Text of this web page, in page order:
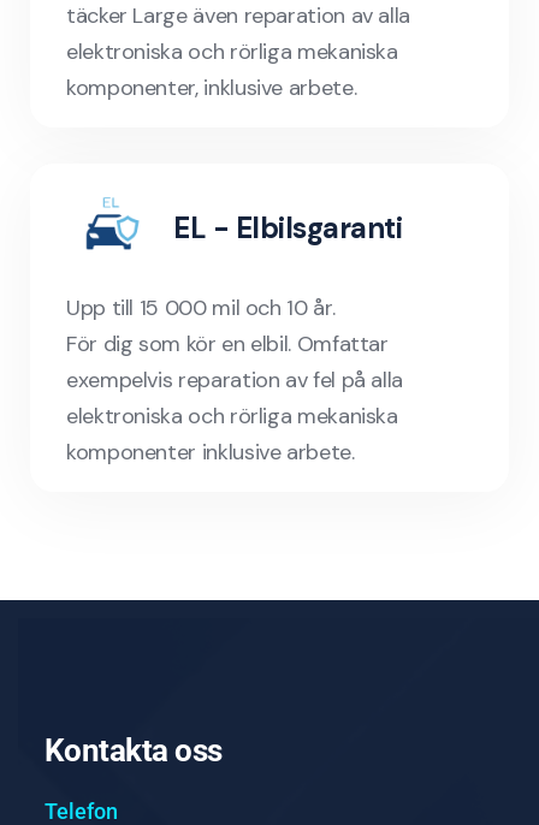
täcker Large även reparation av alla
elektroniska och rörliga mekaniska
komponenter, inklusive arbete.
EL - Elbilsgaranti
Upp till 15 000 mil och 10 år.
För dig som kör en elbil. Omfattar
exempelvis reparation av fel på alla
elektroniska och rörliga mekaniska
komponenter inklusive arbete.
Kontakta oss
Telefon